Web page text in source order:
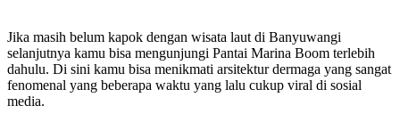
Jika masih belum kapok dengan wisata laut di Banyuwangi
selanjutnya kamu bisa mengunjungi Pantai Marina Boom terlebih
dahulu. Di sini kamu bisa menikmati arsitektur dermaga yang sangat
fenomenal yang beberapa waktu yang lalu cukup viral di sosial
media.